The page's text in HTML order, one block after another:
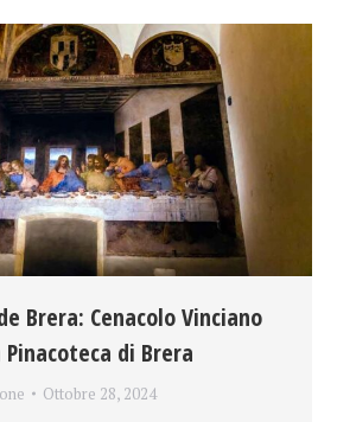
Brera: Cenacolo Vinciano
di Brera
Ottobre 28, 2024